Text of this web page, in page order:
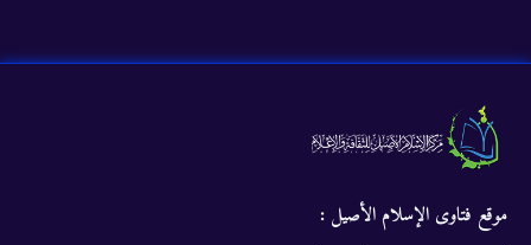
موقع فتاوى الإسلام الأصيل :